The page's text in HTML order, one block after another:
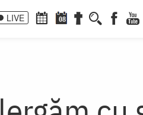
LIVE 08